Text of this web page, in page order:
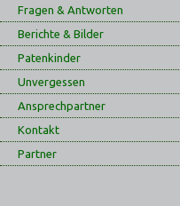
Fragen & Antworten
Berichte & Bilder
Patenkinder
Unvergessen
Ansprechpartner
Kontakt
Partner